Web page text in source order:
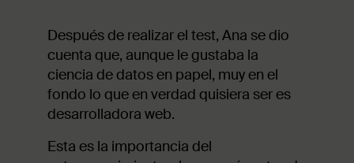
Después de realizar el test, Ana se dio
cuenta que, aunque le gustaba la
ciencia de datos en papel, muy en el
fondo lo que en verdad quisiera ser es
desarrolladora web.
Esta es la importancia del